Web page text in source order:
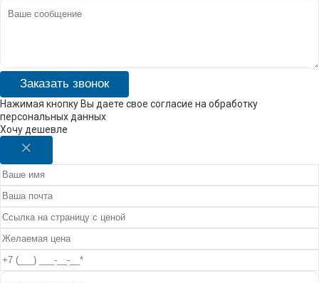
Заказать звонок
Нажимая кнопку Вы даете свое согласие на обработку
персональных данных
Хочу дешевле